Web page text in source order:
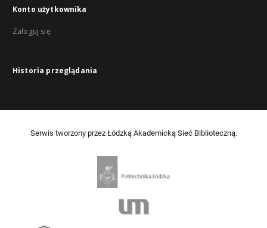
Konto użytkownika
Zaloguj się
Historia przeglądania
Serwis tworzony przez Łódzką Akademicką Sieć Biblioteczną.